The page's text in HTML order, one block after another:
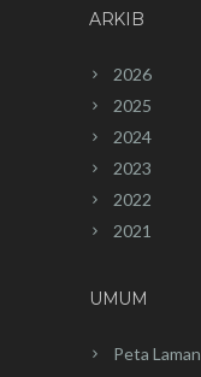
ARKIB
2026
2025
2024
2023
2022
2021
UMUM
Peta Laman